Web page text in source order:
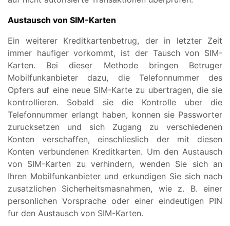
Austausch von SIM-Karten
Ein weiterer Kreditkartenbetrug, der in letzter Zeit
immer haufiger vorkommt, ist der Tausch von SIM-
Karten. Bei dieser Methode bringen Betruger
Mobilfunkanbieter dazu, die Telefonnummer des
Opfers auf eine neue SIM-Karte zu ubertragen, die sie
kontrollieren. Sobald sie die Kontrolle uber die
Telefonnummer erlangt haben, konnen sie Passworter
zurucksetzen und sich Zugang zu verschiedenen
Konten verschaffen, einschlieslich der mit diesen
Konten verbundenen Kreditkarten. Um den Austausch
von SIM-Karten zu verhindern, wenden Sie sich an
Ihren Mobilfunkanbieter und erkundigen Sie sich nach
zusatzlichen Sicherheitsmasnahmen, wie z. B. einer
personlichen Vorsprache oder einer eindeutigen PIN
fur den Austausch von SIM-Karten.